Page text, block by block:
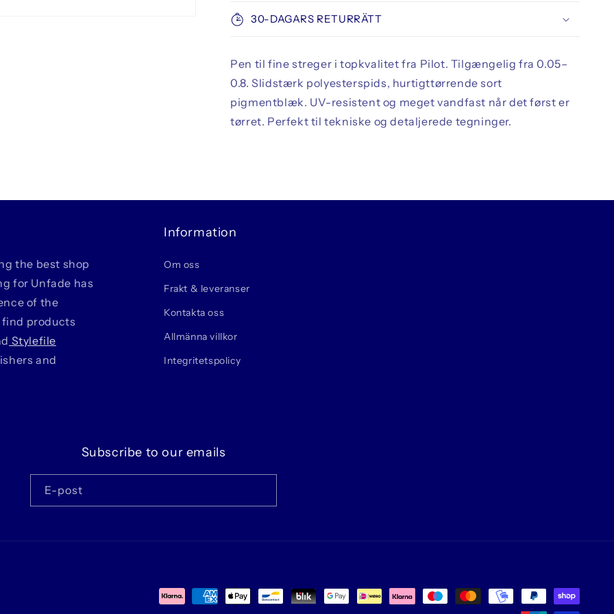
30-DAGARS RETURRÄTT
Pen til fine streger i topkvalitet fra Pilot. Tilgængelig fra 0.05–
0.8. Slidstærk polyesterspids, hurtigttørrende sort
pigmentblæk. UV-resistent og meget vandfast når det først er
tørret. Perfekt til tekniske og detaljerede tegninger.
the best shop
for Unfade has
of the
find products
Stylefile
and
Information
Om oss
Frakt & leveranser
Kontakta oss
Allmänna villkor
Integritetspolicy
Subscribe to our emails
E-post
Betalningsmetoder